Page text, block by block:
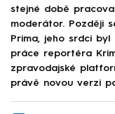
stejné době
moderátor. Později
Prima, jeho srdci
práce reportéra
zpravodajské
právě novou verzi